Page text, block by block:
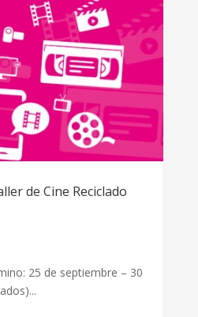
de Cine Reciclado
25 de septiembre – 30